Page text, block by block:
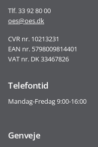
Tlf. 33 92 80 00
oes@oes.dk
CVR nr. 10213231
EAN nr. 5798009814401
VAT nr. DK 33467826
Telefontid
Mandag-Fredag 9:00-16:00
Genveje